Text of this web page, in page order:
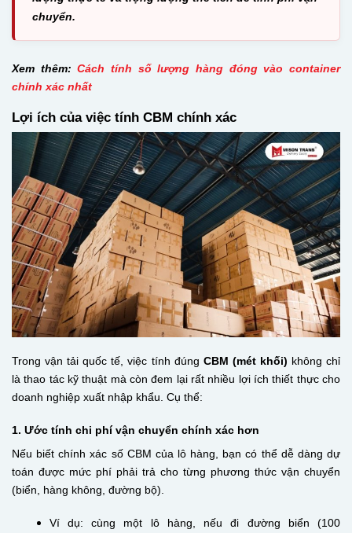
chuyển.
Xem thêm:Cách tính số lượng hàng đóng vào container
chính xác nhất
Lợi ích của việc tính CBM chính xác
Trong vận tải quốc tế, việc tính đúng CBM (mét khối) không chỉ
là thao tác kỹ thuật mà còn đem lại rất nhiều lợi ích thiết thực cho
doanh nghiệp xuất nhập khẩu. Cụ thể:
1. Ước tính chi phí vận chuyển chính xác hơn
Nếu biết chính xác số CBM của lô hàng, bạn có thể dễ dàng dự
toán được mức phí phải trả cho từng phương thức vận chuyển
(biển, hàng không, đường bộ).
Ví dụ: cùng một lô hàng, nếu đi đường biển (100